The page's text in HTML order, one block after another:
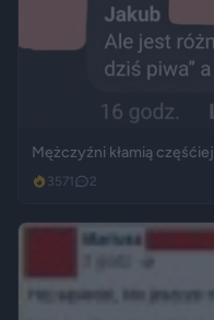
Mężczyźni kłamią częśćiej
3571 2